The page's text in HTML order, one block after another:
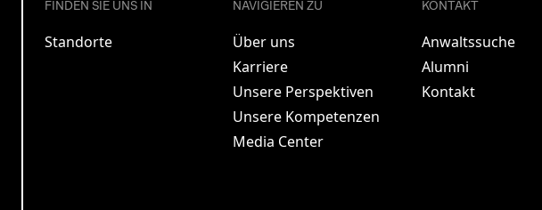
FINDEN SIE UNS IN
Standorte
NAVIGIEREN ZU
Über uns
Karriere
Unsere Perspektiven
Unsere Kompetenzen
Media Center
KONTAKT
Anwaltssuche
Alumni
Kontakt